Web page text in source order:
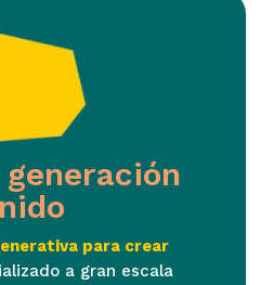
para crear
a gran escala